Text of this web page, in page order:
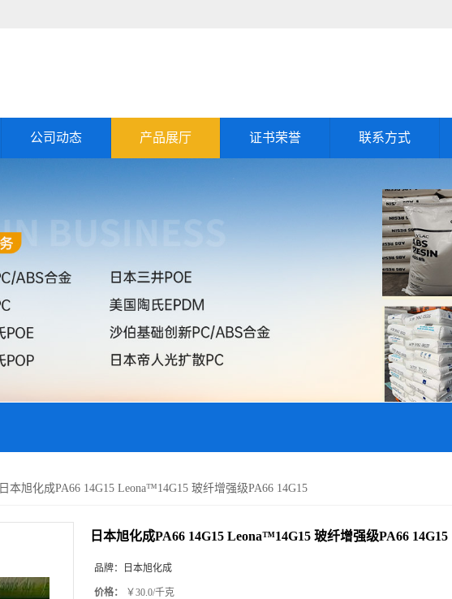
公司动态 产品展厅 证书荣誉 联系方式
日本旭化成PA66 14G15 Leona™14G15 玻纤增强级PA66 14G15
日本旭化成PA66 14G15 Leona™14G15 玻纤增强级PA66 14G15
品牌： 日本旭化成
价格： ￥30.0/千克